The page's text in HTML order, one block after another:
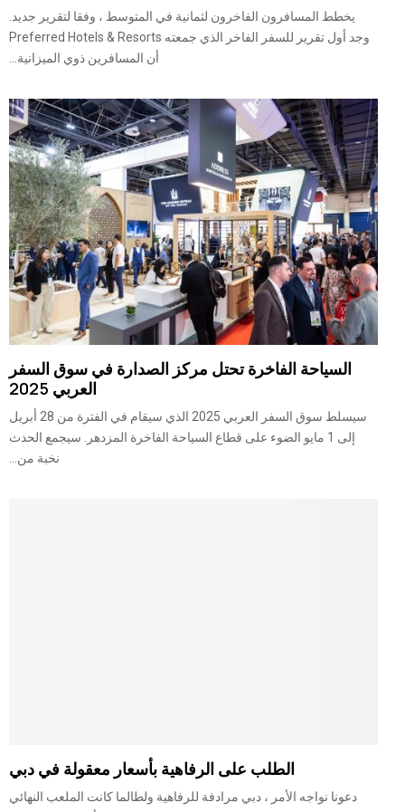
يخطط المسافرون الفاخرون لثمانية في المتوسط ، وفقا لتقرير جديد.
وجد أول تقرير للسفر الفاخر الذي جمعته Preferred Hotels & Resorts
أن المسافرين ذوي الميزانية...
السياحة الفاخرة تحتل مركز الصدارة في سوق السفر
العربي 2025
سيسلط سوق السفر العربي 2025 الذي سيقام في الفترة من 28 أبريل
إلى 1 مايو الضوء على قطاع السياحة الفاخرة المزدهر. سيجمع الحدث
نخبة من...
الطلب على الرفاهية بأسعار معقولة في دبي
دعونا نواجه الأمر ، دبي مرادفة للرفاهية ولطالما كانت الملعب النهائي